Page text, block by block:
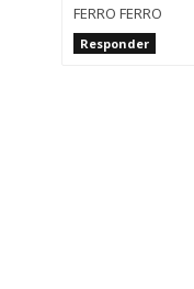
FERRO FERRO
Responder